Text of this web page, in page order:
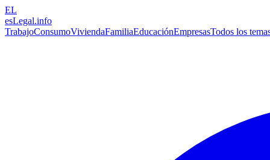
EL
esLegal.info
TrabajoConsumoViviendaFamiliaEducaciónEmpresasTodos los